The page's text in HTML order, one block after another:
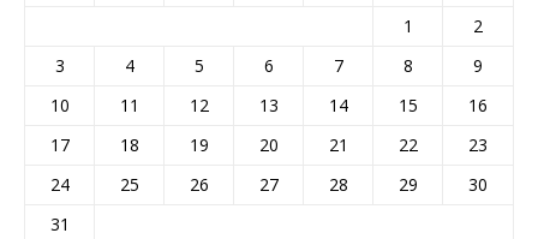
1
2
3
4 5 6 7 8
9
10
11 12 13 14 15
16
17
18 19 20 21 22
23
24
25 26 27 28 29
30
31